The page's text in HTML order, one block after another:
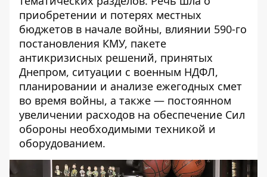
приобретении и потерях местных
бюджетов в начале войны, влиянии 590-го
постановления КМУ, пакете
антикризисных решений, принятых
Днепром, ситуации с военным НДФЛ,
планировании и анализе ежегодных смет
во время войны, а также — постоянном
увеличении расходов на обеспечение Сил
обороны необходимыми техникой и
оборудованием.